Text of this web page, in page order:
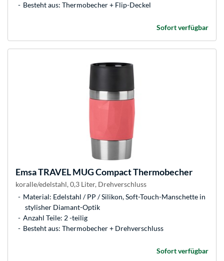
Besteht aus: Thermobecher + Flip-Deckel
Sofort verfügbar
EmsaTRAVEL MUG Compact Thermobecher
koralle/edelstahl, 0,3 Liter, Drehverschluss
Material: Edelstahl / PP / Silikon, Soft-Touch-Manschette in
stylisher Diamant-Optik
Anzahl Teile: 2 -teilig
Besteht aus: Thermobecher + Drehverschluss
Sofort verfügbar